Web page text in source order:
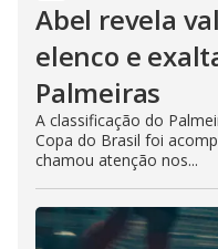
Abel revela
elenco e
Palmeiras
A classificação do
Copa do Brasil foi
chamou atenção nos...